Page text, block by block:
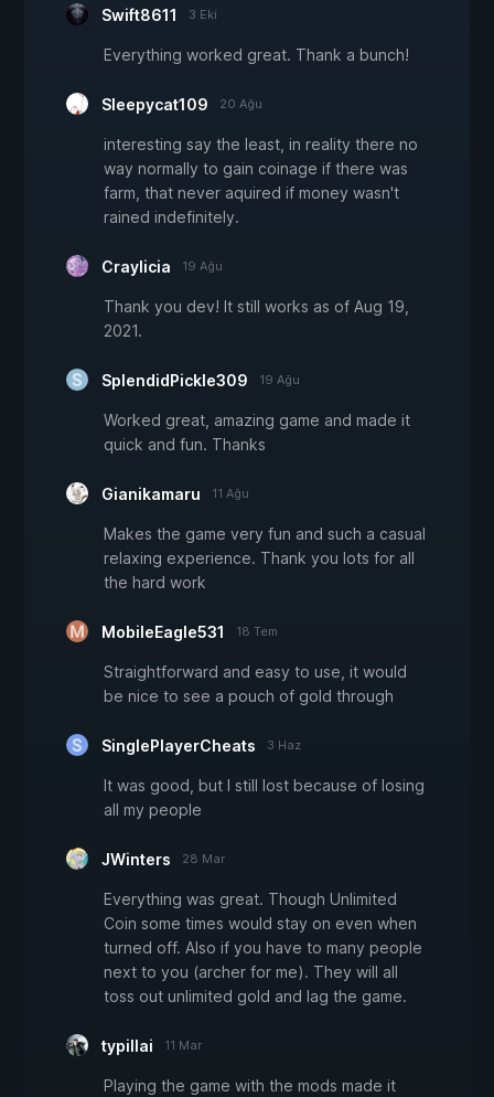
Swift8611 3 Eki
Everything worked great. Thank a bunch!
Sleepycat109 20 Ağu
interesting say the least, in reality there no
way normally to gain coinage if there was
farm, that never aquired if money wasn't
rained indefinitely.
Craylicia 19 Ağu
Thank you dev! It still works as of Aug 19,
2021.
SplendidPickle309 19 Ağu
Worked great, amazing game and made it
quick and fun. Thanks
Gianikamaru 11 Ağu
Makes the game very fun and such a casual
relaxing experience. Thank you lots for all
the hard work
MobileEagle531 18 Tem
Straightforward and easy to use, it would
be nice to see a pouch of gold through
SinglePlayerCheats 3 Haz
It was good, but I still lost because of losing
all my people
JWinters 28 Mar
Everything was great. Though Unlimited
Coin some times would stay on even when
turned off. Also if you have to many people
next to you (archer for me). They will all
toss out unlimited gold and lag the game.
typillai 11 Mar
Playing the game with the mods made it